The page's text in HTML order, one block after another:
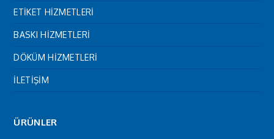
ETİKET HİZMETLERİ
BASKI HİZMETLERİ
DÖKÜM HİZMETLERİ
İLETİŞİM
ÜRÜNLER